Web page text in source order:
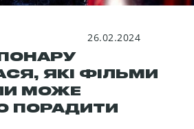
26.02.2024
ЯКІ ФІЛЬМИ
МОЖЕ
ПОРАДИТИ